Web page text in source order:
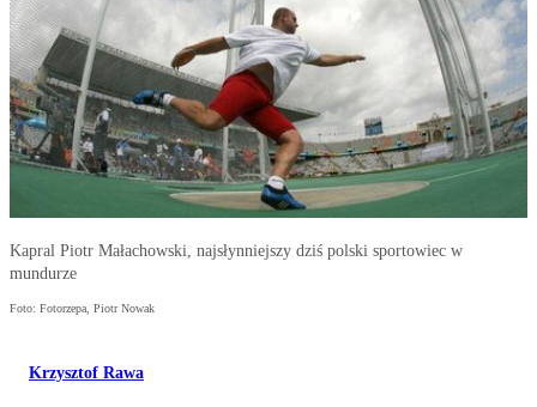
Kapral Piotr Małachowski, najsłynniejszy dziś polski sportowiec w
mundurze
Foto: Fotorzepa, Piotr Nowak
Krzysztof Rawa